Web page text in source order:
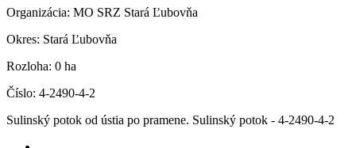
Organizácia: MO SRZ Stará Ľubovňa
Okres: Stará Ľubovňa
Rozloha: 0 ha
Číslo: 4-2490-4-2
Sulinský potok od ústia po pramene. Sulinský potok - 4-2490-4-2